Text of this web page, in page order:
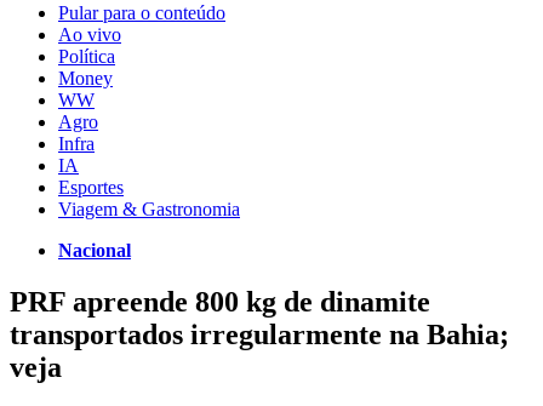
Pular para o conteúdo
Ao vivo
Política
Money
WW
Agro
Infra
IA
Esportes
Viagem & Gastronomia
Nacional
PRF apreende 800 kg de dinamite
transportados irregularmente na Bahia;
veja